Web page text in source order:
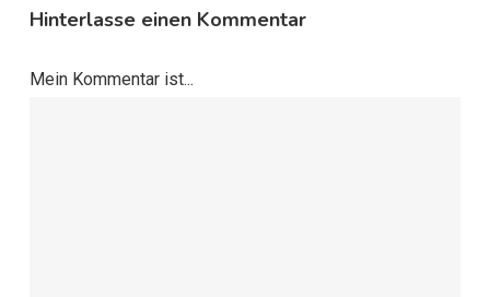
Hinterlasse einen Kommentar
Mein Kommentar ist...